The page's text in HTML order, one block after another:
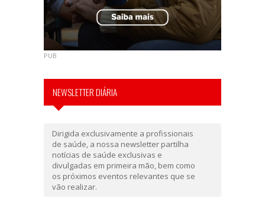
PUB
NEWSLETTER DIÁRIA
Dirigida exclusivamente a profissionais
de saúde, a nossa newsletter partilha
notícias de saúde exclusivas e
divulgadas em primeira mão, bem como
os próximos eventos relevantes que se
vão realizar.